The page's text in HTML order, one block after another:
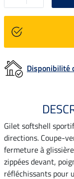
Disponibilité
Gilet softshell
directions. Coupe-
fermeture à
zippées devant,
réfléchissants pour